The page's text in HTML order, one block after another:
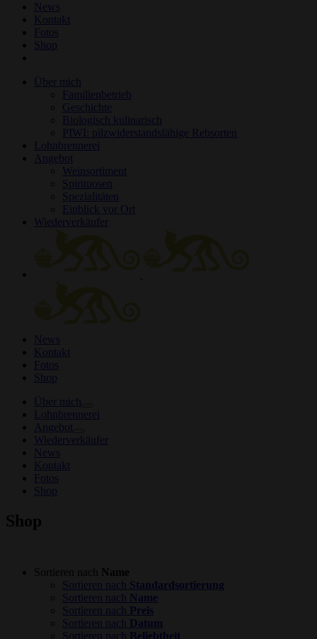
News
Kontakt
Fotos
Shop
Über mich
Familienbetrieb
Geschichte
Biologisch kulinarisch
PIWI: pilzwiderstandsfähige Rebsorten
Lohnbrennerei
Angebot
Weinsortiment
Spirituosen
Spezialitäten
Einblick vor Ort
Wiederverkäufer
News
Kontakt
Fotos
Shop
Über mich
Lohnbrennerei
Angebot
Wiederverkäufer
News
Kontakt
Fotos
Shop
Shop
Sortieren nach
Name
Sortieren nach Standardsortierung
Sortieren nach
Name
Sortieren nach
Preis
Sortieren nach
Datum
Sortieren nach
Beliebtheit